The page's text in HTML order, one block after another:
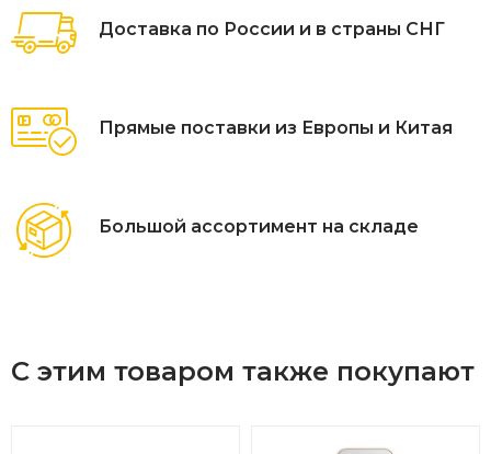
Доставка по России и в страны СНГ
Прямые поставки из Европы и Китая
Большой ассортимент на складе
С этим товаром также покупают